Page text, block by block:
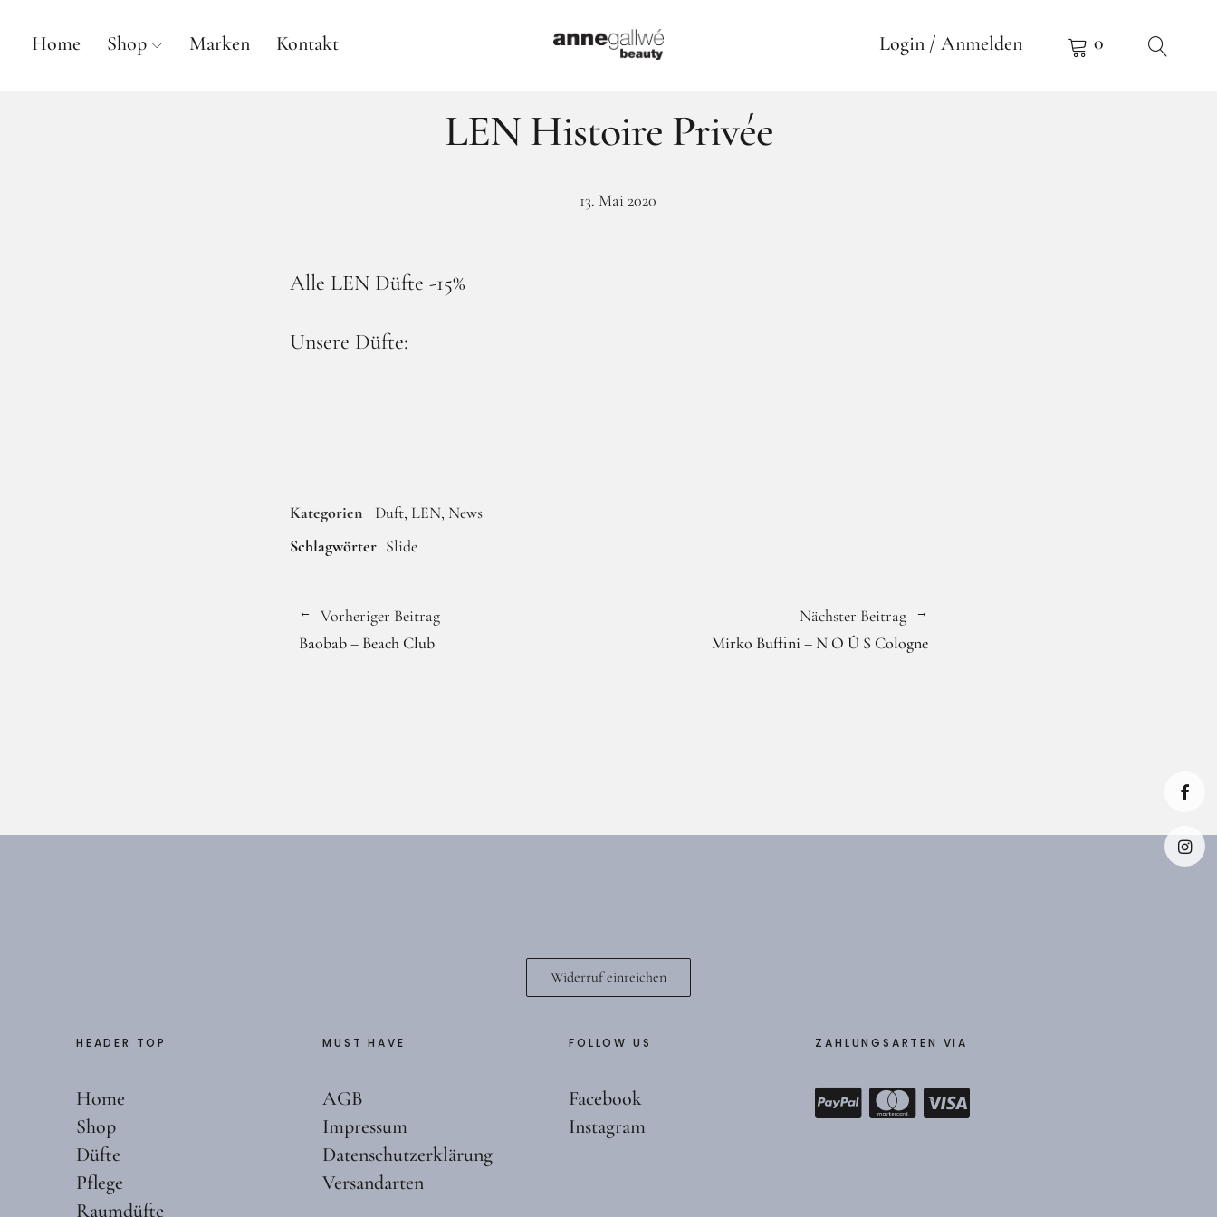
Home Shop Marken Kontakt Login / Anmelden 0
LEN Histoire Privée
13. Mai 2020
Alle LEN Düfte -15%
Unsere Düfte:
Kategorien Duft LEN News
Schlagwörter Slide
Vorheriger Beitrag
Baobab – Beach Club
Nächster Beitrag
Mirko Buffini – N O Û S Cologne
Widerruf einreichen
HEADER TOP
Home
Shop
Düfte
Pflege
Raumdüfte
MUST HAVE
AGB
Impressum
Datenschutzerklärung
Versandarten
FOLLOW US
Facebook
Instagram
ZAHLUNGSARTEN VIA